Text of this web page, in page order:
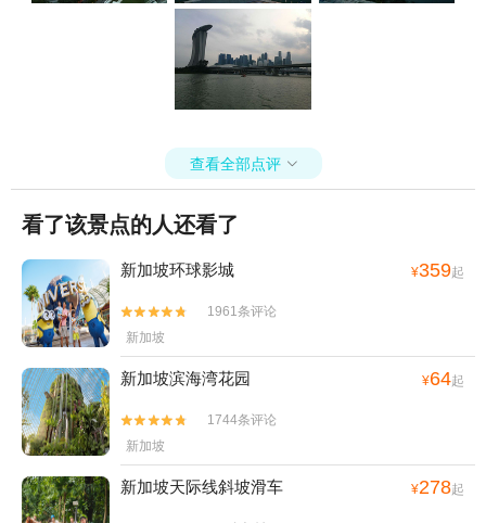
查看全部点评 
看了该景点的人还看了
新加坡环球影城 ¥359起


1961条评论
新加坡
新加坡滨海湾花园 ¥64起


1744条评论
新加坡
新加坡天际线斜坡滑车 ¥278起